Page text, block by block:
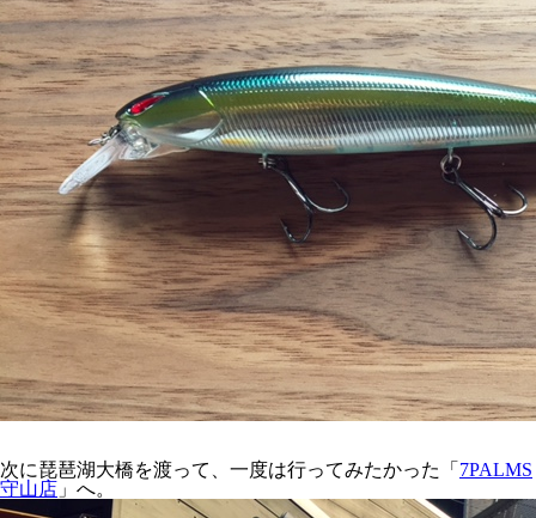
次に琵琶湖大橋を渡って、一度は行ってみたかった「 7PALMS
守山店 」へ。